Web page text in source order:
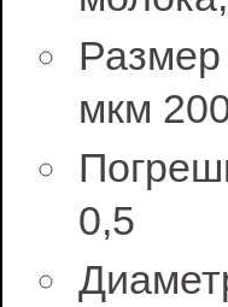
мкм
0,5